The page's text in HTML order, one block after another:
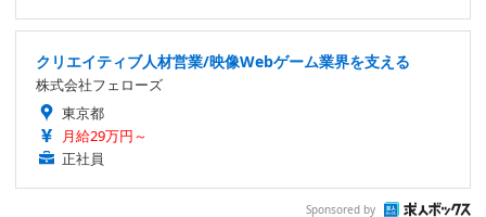
クリエイティブ人材営業/映像Webゲーム業界を支える
株式会社フェローズ
東京都
月給29万円～
正社員
Sponsored by